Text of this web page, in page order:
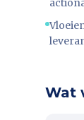
Wat